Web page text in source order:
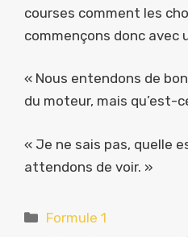
courses comment les
commençons donc avec
« Nous entendons de
du moteur, mais qu’est-
« Je ne sais pas, quelle
attendons de voir. »
Catégories
Formule 1